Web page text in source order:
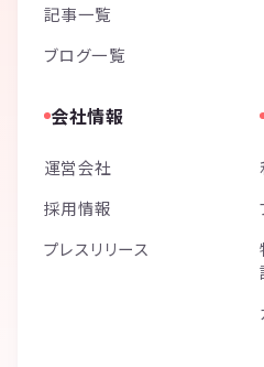
記事一覧
ブログ一覧
会社情報
運営会社
採用情報
プレスリリース